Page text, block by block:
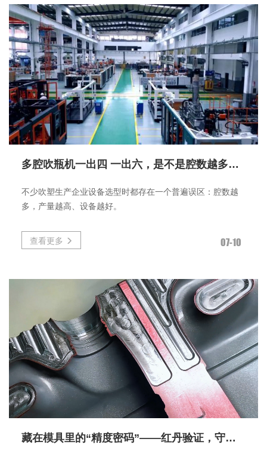
多腔吹瓶机一出四 一出六，是不是腔数越多越好？
不少吹塑生产企业设备选型时都存在一个普遍误区：腔数越
多，产量越高、设备越好。
查看更多 07-10
藏在模具里的“精度密码”——红丹验证，守住品质第一道关